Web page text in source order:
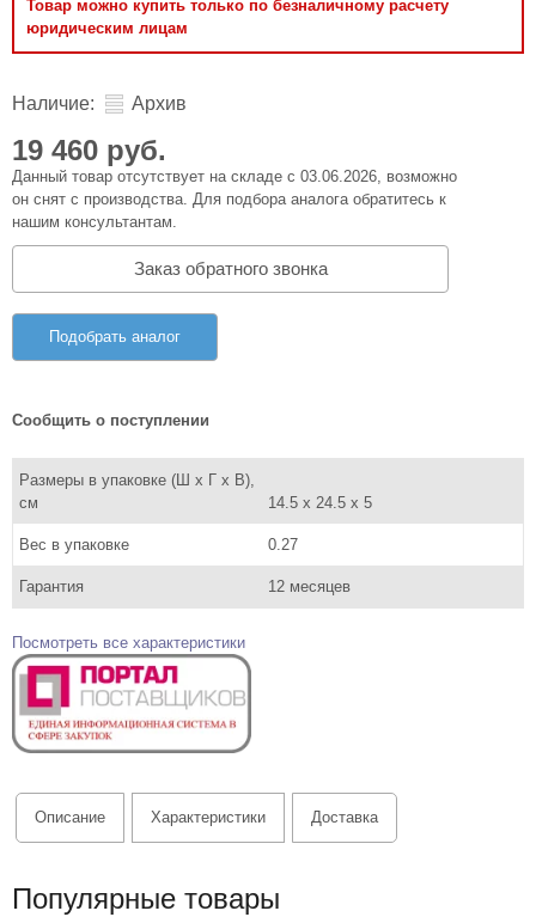
Товар можно купить только по безналичному расчету
юридическим лицам
Наличие: Архив
19 460 руб.
Данный товар отсутствует на складе с 03.06.2026, возможно
он снят с производства. Для подбора аналога обратитесь к
нашим консультантам.
Заказ обратного звонка
Подобрать аналог
Сообщить о поступлении
Размеры в упаковке (Ш x Г x В),
см
14.5 x 24.5 x 5
Вес в упаковке 0.27
Гарантия 12 месяцев
Посмотреть все характеристики
Описание Характеристики Доставка
Популярные товары